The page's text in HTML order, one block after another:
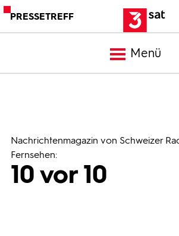
PRESSETREFF
Menü
Mediathek
Nachrichtenmagazin von Schweizer
Fernsehen:
10 vor 10